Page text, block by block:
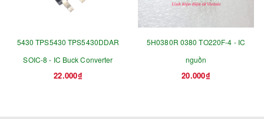
5430 TPS5430 TPS5430DDAR
SOIC-8 - IC Buck Converter
22.000₫
5H0380R 0380 TO220F-4 - IC
nguồn
20.000₫